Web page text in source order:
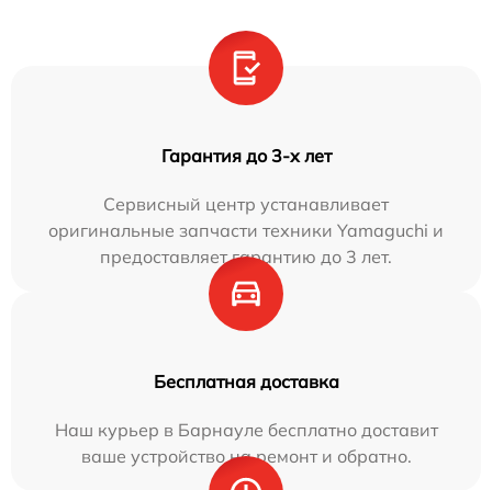
Гарантия до 3-х лет
Сервисный центр устанавливает
оригинальные запчасти техники Yamaguchi и
предоставляет гарантию до 3 лет.
Бесплатная доставка
Наш курьер в Барнауле бесплатно доставит
ваше устройство на ремонт и обратно.